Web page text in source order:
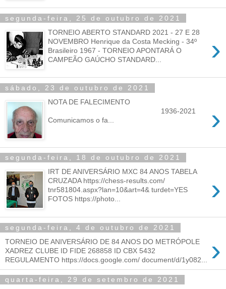
segunda-feira, 25 de outubro de 2021
›
TORNEIO ABERTO STANDARD 2021 - 27 E 28
NOVEMBRO Henrique da Costa Mecking - 34º
Brasileiro 1967 - TORNEIO APONTARÁ O
CAMPEÃO GAÚCHO STANDARD...
sábado, 23 de outubro de 2021
›
NOTA DE FALECIMENTO
1936-2021
Comunicamos o fa...
segunda-feira, 18 de outubro de 2021
›
IRT DE ANIVERSÁRIO MXC 84 ANOS TABELA
CRUZADA https://chess-results.com/
tnr581804.aspx?lan=10&art=4& turdet=YES
FOTOS https://photo...
segunda-feira, 4 de outubro de 2021
›
TORNEIO DE ANIVERSÁRIO DE 84 ANOS DO METRÓPOLE
XADREZ CLUBE ID FIDE 268858 ID CBX 5432
REGULAMENTO https://docs.google.com/ document/d/1y082...
quarta-feira, 29 de setembro de 2021